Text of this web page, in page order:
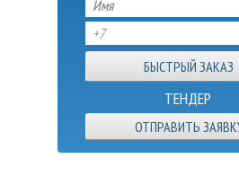
ТЕНДЕР
ОТПРАВИТЬ